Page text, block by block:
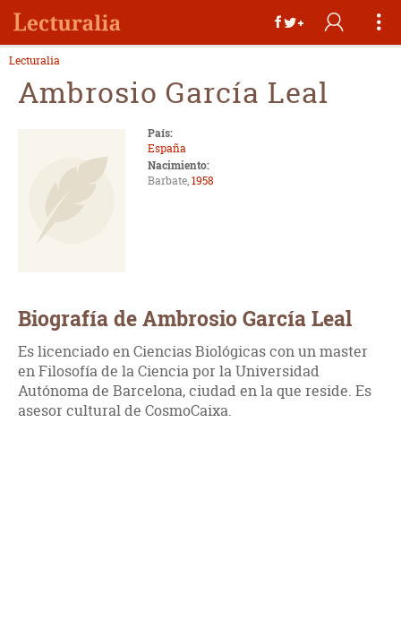
Lecturalia
Ambrosio García Leal
País:
España
Nacimiento:
Barbate,1958
Biografía de Ambrosio García Leal
Es licenciado en Ciencias Biológicas con un master
en Filosofía de la Ciencia por la Universidad
Autónoma de Barcelona, ciudad en la que reside. Es
asesor cultural de CosmoCaixa.